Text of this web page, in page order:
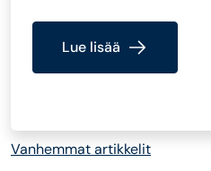
Lue lisää
Artikkelien
Vanhemmat artikkelit